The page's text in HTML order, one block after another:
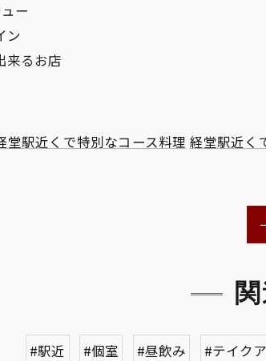
ー
ン
来るお店
堂駅近くで特別なコース料理 経堂駅近く
#駅近 #個室 #昼飲み #テイク